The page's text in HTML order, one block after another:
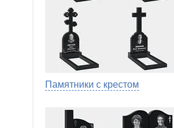
Памятники с крестом